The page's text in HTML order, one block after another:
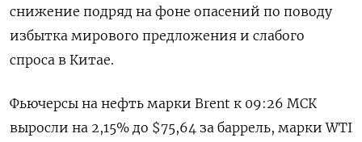
снижение подряд на фоне опасений по поводу
избытка мирового предложения и слабого
спроса в Китае.
Фьючерсы на нефть марки Brent к 09:26 МСК
выросли на 2,15% до $75,64 за баррель, марки WTI